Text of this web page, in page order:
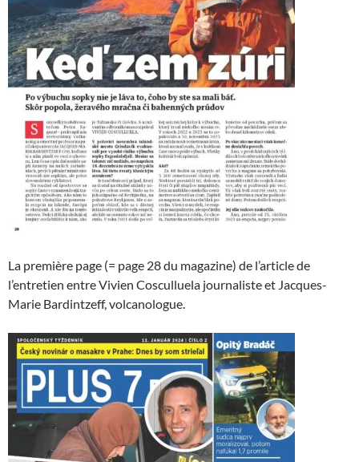
La première page (= page 28 du magazine) de l’article de
l’entretien entre Vivien Cosculluela journaliste et Jacques-
Marie Bardintzeff, volcanologue.